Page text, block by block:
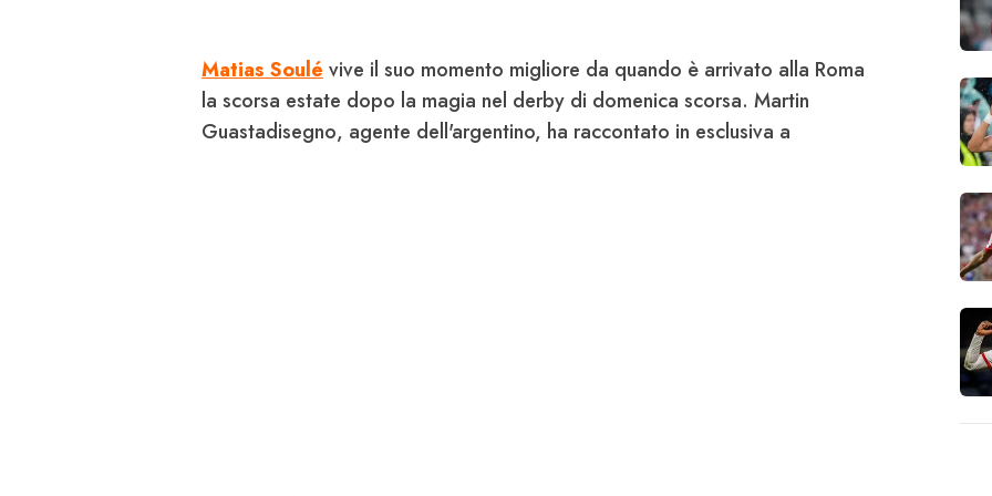
Matias Soulévive il suo momento migliore da quando è arrivato alla Roma
la scorsa estate dopo la magia nel derby di domenica scorsa. Martin
Guastadisegno, agente dell'argentino, ha raccontato in esclusiva a